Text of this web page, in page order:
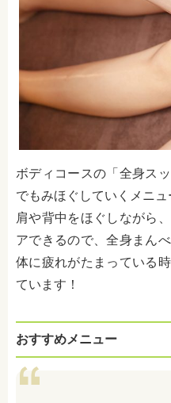
ボディコースの「全身ス
でもみほぐしていくメニュ
肩や背中をほぐしながら
アできるので、全身まん
体に疲れがたまっている
ています！
おすすめメニュー